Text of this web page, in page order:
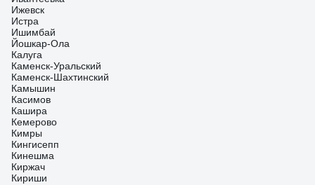
Ижевск
Истра
Ишимбай
Йошкар-Ола
Калуга
Каменск-Уральский
Каменск-Шахтинский
Камышин
Касимов
Кашира
Кемерово
Кимры
Кингисепп
Кинешма
Киржач
Кириши